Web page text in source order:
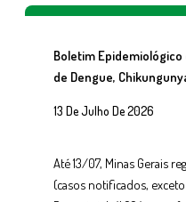
Boletim
de Dengue,
13 De Julho De 2026
Até 13/07, Minas Gerais
(casos notificados,